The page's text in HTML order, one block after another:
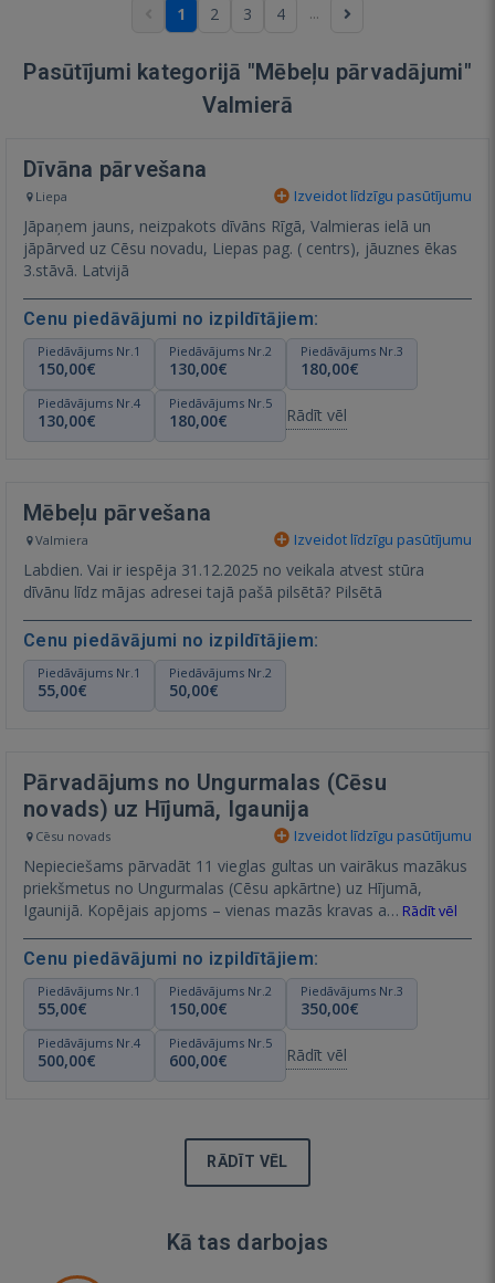
1 2 3 4 ...
Pasūtījumi kategorijā "Mēbeļu pārvadājumi"
Valmierā
Dīvāna pārvešana
Liepa Izveidot līdzīgu pasūtījumu
Jāpaņem jauns, neizpakots dīvāns Rīgā, Valmieras ielā un
jāpārved uz Cēsu novadu, Liepas pag. ( centrs), jāuznes ēkas
3.stāvā. Latvijā
Cenu piedāvājumi no izpildītājiem:
Piedāvājums Nr.1
150,00€
Piedāvājums Nr.2
130,00€
Piedāvājums Nr.3
180,00€
Piedāvājums Nr.4
130,00€
Piedāvājums Nr.5
180,00€ Rādīt vēl
Mēbeļu pārvešana
Valmiera Izveidot līdzīgu pasūtījumu
Labdien. Vai ir iespēja 31.12.2025 no veikala atvest stūra
dīvānu līdz mājas adresei tajā pašā pilsētā? Pilsētā
Cenu piedāvājumi no izpildītājiem:
Piedāvājums Nr.1
55,00€
Piedāvājums Nr.2
50,00€
Pārvadājums no Ungurmalas (Cēsu
novads) uz Hījumā, Igaunija
Cēsu novads Izveidot līdzīgu pasūtījumu
Nepieciešams pārvadāt 11 vieglas gultas un vairākus mazākus
priekšmetus no Ungurmalas (Cēsu apkārtne) uz Hījumā,
Igaunijā. Kopējais apjoms – vienas mazās kravas a… Rādīt vēl
Cenu piedāvājumi no izpildītājiem:
Piedāvājums Nr.1
55,00€
Piedāvājums Nr.2
150,00€
Piedāvājums Nr.3
350,00€
Piedāvājums Nr.4
500,00€
Piedāvājums Nr.5
600,00€ Rādīt vēl
RĀDĪT VĒL
Kā tas darbojas